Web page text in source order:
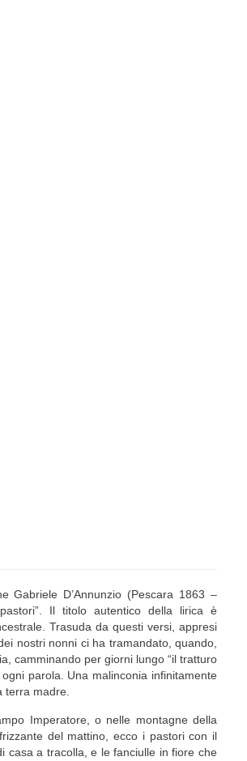
Gabriele D’Annunzio (Pescara 1863 –
”. Il titolo autentico della lirica è
Trasuda da questi versi, appresi
nostri nonni ci ha tramandato, quando,
camminando per giorni lungo “il tratturo
parola. Una malinconia infinitamente
terra madre.
Imperatore, o nelle montagne della
del mattino, ecco i pastori con il
casa a tracolla, e le fanciulle in fiore che